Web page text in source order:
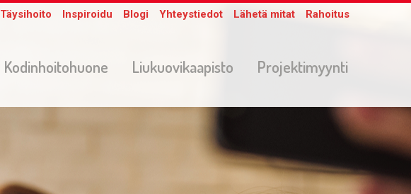
Täysihoito Inspiroidu Blogi Yhteystiedot Lähetä mitat Rahoitus
Kodinhoitohuone Liukuovikaapisto Projektimyynti